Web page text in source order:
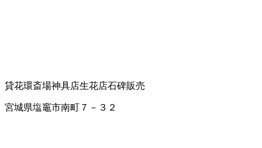
貸花環斎場神具店生花店石碑販売
宮城県塩竈市南町７－３２